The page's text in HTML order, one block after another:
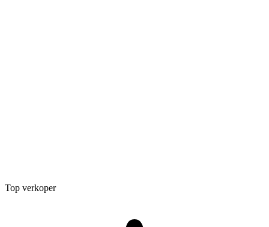
Top verkoper